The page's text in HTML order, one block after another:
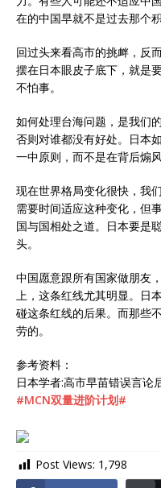
在的中国早就不是过去那个
回过头来看高市的挑衅，反
摆在日本眼皮子底下，就是
不怕事。
如何处理台海问题，是我们
否则对谁都没有好处。日本
一中原则，而不是在背后煽风
现在世界格局变化很快，我
需要时间适应这种变化，但
国与国相处之道。日本要是
头。
中国愿意跟所有国家做朋友
上，这条红线尤其明显。日
碰这条红线的后果。而那些
劳的。
参考资料：
日本学者:高市早苗错误言论
#MCN双量进阶计划#
Post Views: 1,798